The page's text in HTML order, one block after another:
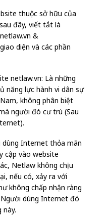
thuộc sở hữu của
đây, viết tắt là
&
diện và các phần
netlaw.vn: Là những
năng lực hành vi dân sự
không phân biệt
người đó cư trú (Sau
Internet thỏa mãn
cập vào website
Netlaw không chịu
nếu có, xảy ra với
không chấp nhận ràng
dùng Internet đó
này.